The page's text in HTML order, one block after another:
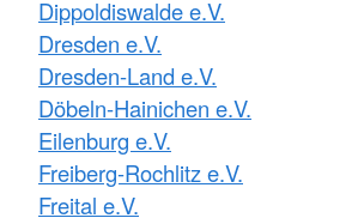
Dippoldiswalde e.V.
Dresden e.V.
Dresden-Land e.V.
Döbeln-Hainichen e.V.
Eilenburg e.V.
Freiberg-Rochlitz e.V.
Freital e.V.